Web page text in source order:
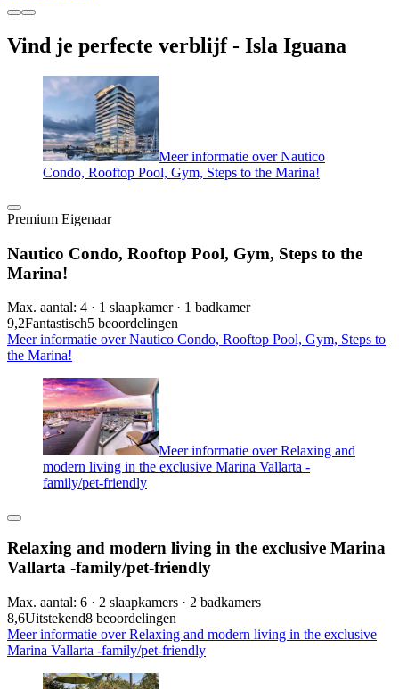
Vind je perfecte verblijf - Isla Iguana
Meer informatie over Nautico
Condo, Rooftop Pool, Gym, Steps to the Marina!
Premium Eigenaar
Nautico Condo, Rooftop Pool, Gym, Steps to the
Marina!
Max. aantal: 4 · 1 slaapkamer · 1 badkamer
9,2Fantastisch5 beoordelingen
Meer informatie over Nautico Condo, Rooftop Pool, Gym, Steps to
the Marina!
Meer informatie over Relaxing and
modern living in the exclusive Marina Vallarta -
family/pet-friendly
Relaxing and modern living in the exclusive Marina
Vallarta -family/pet-friendly
Max. aantal: 6 · 2 slaapkamers · 2 badkamers
8,6Uitstekend8 beoordelingen
Meer informatie over Relaxing and modern living in the exclusive
Marina Vallarta -family/pet-friendly